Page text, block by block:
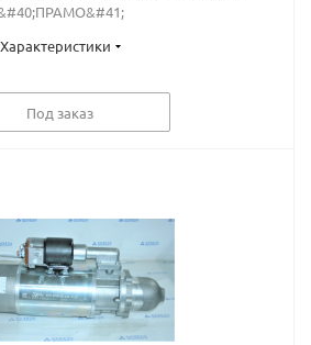
Характеристики
Под заказ